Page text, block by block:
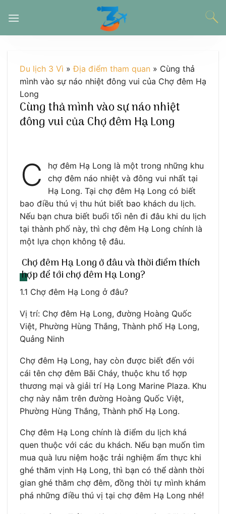
đến
Du lịch 3 Vì »Địa điểm tham quan » Cùng thả
mình vào sự náo nhiệt đông vui của Chợ đêm Hạ
Long
Cùng thả mình vào sự náo nhiệt
đông vui của Chợ đêm Hạ Long
C
hợ đêm Hạ Long là một trong những khu
chợ đêm náo nhiệt và đông vui nhất tại
Hạ Long. Tại chợ đêm Hạ Long có biết
bao điều thú vị thu hút biết bao khách du lịch.
Nếu bạn chưa biết buổi tối nên đi đâu khi du lịch
tại thành phố này, thì chợ đêm Hạ Long chính là
một lựa chọn không tệ đâu.
Chợ đêm Hạ Long ở đâu và thời điểm thích
hợp để tới chợ đêm Hạ Long?
1.1 Chợ đêm Hạ Long ở đâu?
Vị trí: Chợ đêm Hạ Long, đường Hoàng Quốc
Việt, Phường Hùng Thắng, Thành phố Hạ Long,
Quảng Ninh
Chợ đêm Hạ Long, hay còn được biết đến với
cái tên chợ đêm Bãi Cháy, thuộc khu tổ hợp
thương mại và giải trí Hạ Long Marine Plaza. Khu
chợ này nằm trên đường Hoàng Quốc Việt,
Phường Hùng Thắng, Thành phố Hạ Long.
Chợ đêm Hạ Long chính là điểm du lịch khá
quen thuộc với các du khách. Nếu bạn muốn tìm
mua quà lưu niệm hoặc trải nghiệm ẩm thực khi
ghé thăm vịnh Hạ Long, thì bạn có thể dành thời
gian ghé thăm chợ đêm, đồng thời tự mình khám
phá những điều thú vị tại chợ đêm Hạ Long nhé!